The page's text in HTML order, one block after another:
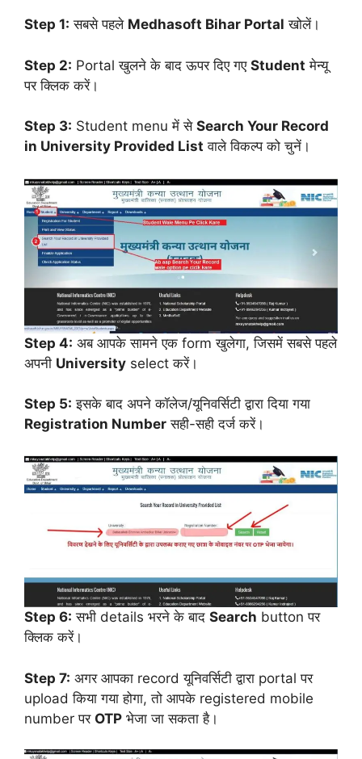
Step 1: सबसे पहले Medhasoft Bihar Portal खोलें।
Step 2: Portal खुलने के बाद ऊपर दिए गए Student मेन्यू
पर क्लिक करें।
Step 3: Student menu में से Search Your Record
in University Provided List वाले विकल्प को चुनें।
Step 4: अब आपके सामने एक form खुलेगा, जिसमें सबसे पहले
अपनी University select करें।
Step 5: इसके बाद अपने कॉलेज/यूनिवर्सिटी द्वारा दिया गया
Registration Number सही-सही दर्ज करें।
Step 6: सभी details भरने के बाद Search button पर
क्लिक करें।
Step 7: अगर आपका record यूनिवर्सिटी द्वारा portal पर
upload किया गया होगा, तो आपके registered mobile
number पर OTP भेजा जा सकता है।